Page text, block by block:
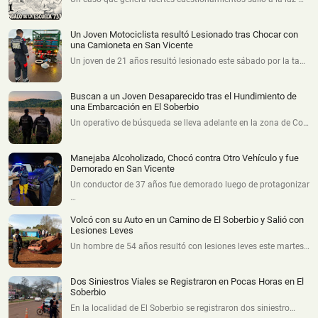
Un Joven Motociclista resultó Lesionado tras Chocar con
una Camioneta en San Vicente
Un joven de 21 años resultó lesionado este sábado por la ta…
Buscan a un Joven Desaparecido tras el Hundimiento de
una Embarcación en El Soberbio
Un operativo de búsqueda se lleva adelante en la zona de Co…
Manejaba Alcoholizado, Chocó contra Otro Vehículo y fue
Demorado en San Vicente
Un conductor de 37 años fue demorado luego de protagonizar
…
Volcó con su Auto en un Camino de El Soberbio y Salió con
Lesiones Leves
Un hombre de 54 años resultó con lesiones leves este martes…
Dos Siniestros Viales se Registraron en Pocas Horas en El
Soberbio
En la localidad de El Soberbio se registraron dos siniestro…